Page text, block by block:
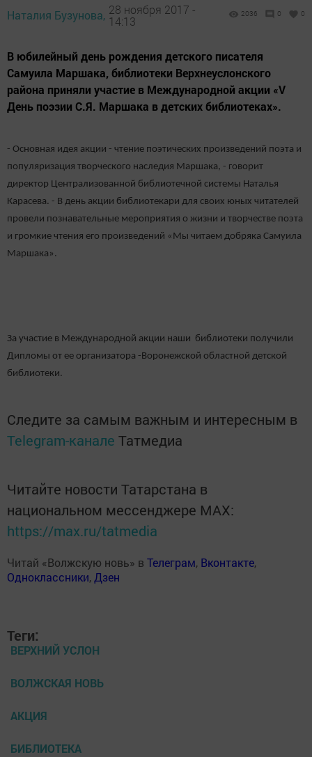
Наталия Бузунова, 28 ноября 2017 -
14:13
2036 0 0
В юбилейный день рождения детского писателя
Самуила Маршака, библиотеки Верхнеуслонского
района приняли участие в Международной акции «V
День поэзии С.Я. Маршака в детских библиотеках».
- Основная идея акции - чтение поэтических произведений поэта и
популяризация творческого наследия Маршака, - говорит
директор Централизованной библиотечной системы Наталья
Карасева. - В день акции библиотекари для своих юных читателей
провели познавательные мероприятия о жизни и творчестве поэта
и громкие чтения его произведений «Мы читаем добряка Самуила
Маршака».
За участие в Международной акции наши библиотеки получили
Дипломы от ее организатора -Воронежской областной детской
библиотеки.
Следите за самым важным и интересным в
Telegram-канале Татмедиа
Читайте новости Татарстана в
национальном мессенджере MАХ:
https://max.ru/tatmedia
Читай «Волжскую новь» в Телеграм, Вконтакте,
Одноклассники, Дзен
Теги:
ВЕРХНИЙ УСЛОН
ВОЛЖСКАЯ НОВЬ
АКЦИЯ
БИБЛИОТЕКА